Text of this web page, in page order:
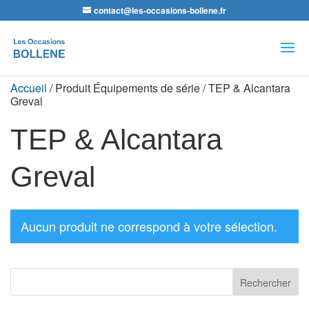
contact@les-occasions-bollene.fr
de
produits
Accueil / Produit Équipements de série / TEP & Alcantara
Greval
TEP & Alcantara
Greval
Aucun produit ne correspond à votre sélection.